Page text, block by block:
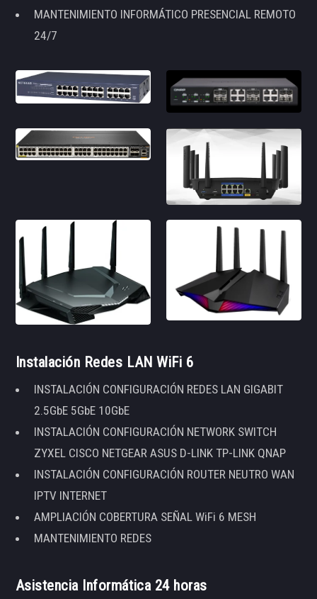
MANTENIMIENTO INFORMÁTICO PRESENCIAL REMOTO
24/7
Instalación Redes LAN WiFi 6
INSTALACIÓN CONFIGURACIÓN REDES LAN GIGABIT
2.5GbE 5GbE 10GbE
INSTALACIÓN CONFIGURACIÓN NETWORK SWITCH
ZYXEL CISCO NETGEAR ASUS D-LINK TP-LINK QNAP
INSTALACIÓN CONFIGURACIÓN ROUTER NEUTRO WAN
IPTV INTERNET
AMPLIACIÓN COBERTURA SEÑAL WiFi 6 MESH
MANTENIMIENTO REDES
Asistencia Informática 24 horas